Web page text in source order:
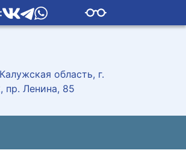
область, г.
пр. Ленина, 85